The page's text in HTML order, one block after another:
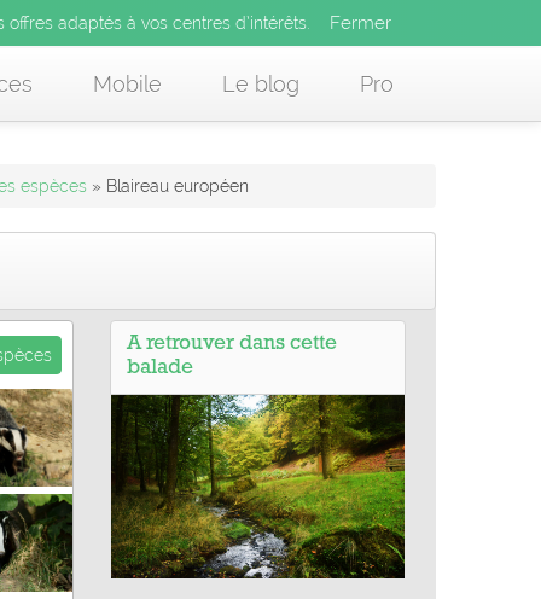
offres adaptés à vos centres d’intérêts. x
Mobile Le blog Pro
adaptés à vos centres d’intérêts. Fermer
offres adaptés à vos centres d’intérêts.
espèces » Blaireau européen
A retrouver dans cette
balade